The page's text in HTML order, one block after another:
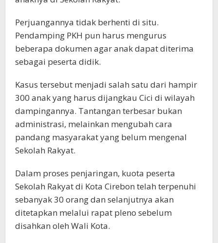
Perjuangannya tidak berhenti di situ.
Pendamping PKH pun harus mengurus
beberapa dokumen agar anak dapat diterima
sebagai peserta didik.
Kasus tersebut menjadi salah satu dari hampir
300 anak yang harus dijangkau Cici di wilayah
dampingannya. Tantangan terbesar bukan
administrasi, melainkan mengubah cara
pandang masyarakat yang belum mengenal
Sekolah Rakyat.
Dalam proses penjaringan, kuota peserta
Sekolah Rakyat di Kota Cirebon telah terpenuhi
sebanyak 30 orang dan selanjutnya akan
ditetapkan melalui rapat pleno sebelum
disahkan oleh Wali Kota.